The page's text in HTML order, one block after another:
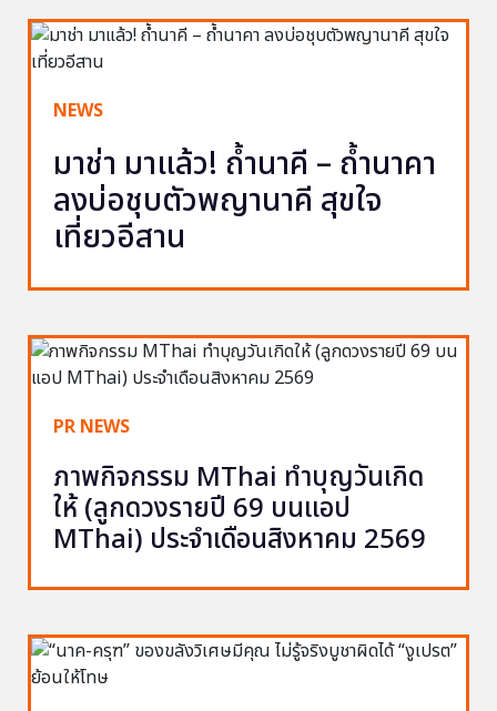
NEWS
มาช่า มาแล้ว! ถ้ำนาคี – ถ้ำนาคา
ลงบ่อชุบตัวพญานาคี สุขใจ
เที่ยวอีสาน
PR NEWS
ภาพกิจกรรม MThai ทำบุญวันเกิด
ให้ (ลูกดวงรายปี 69 บนแอป
MThai) ประจำเดือนสิงหาคม 2569